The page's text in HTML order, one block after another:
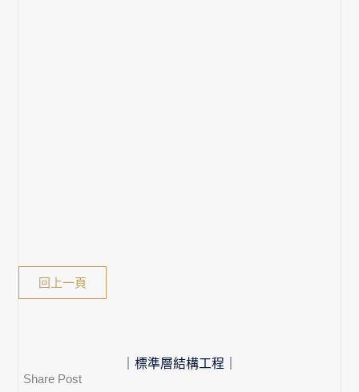
回上一頁
｜標準層結構工程｜
Share Post